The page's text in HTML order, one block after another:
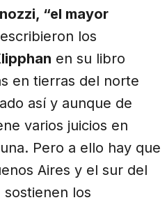
“el mayor
los
en su libro
en tierras del norte
así y aunque de
varios juicios en
Pero a ello hay que
Aires y el sur del
sostienen los